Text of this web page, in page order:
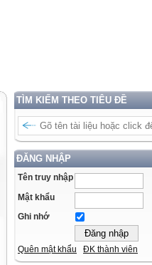
TÌM KIẾM THEO TIÊU ĐỀ
ĐĂNG NHẬP
Tên truy nhập
Mật khẩu
Ghi nhớ
Quên mật khẩu ĐK thành viên